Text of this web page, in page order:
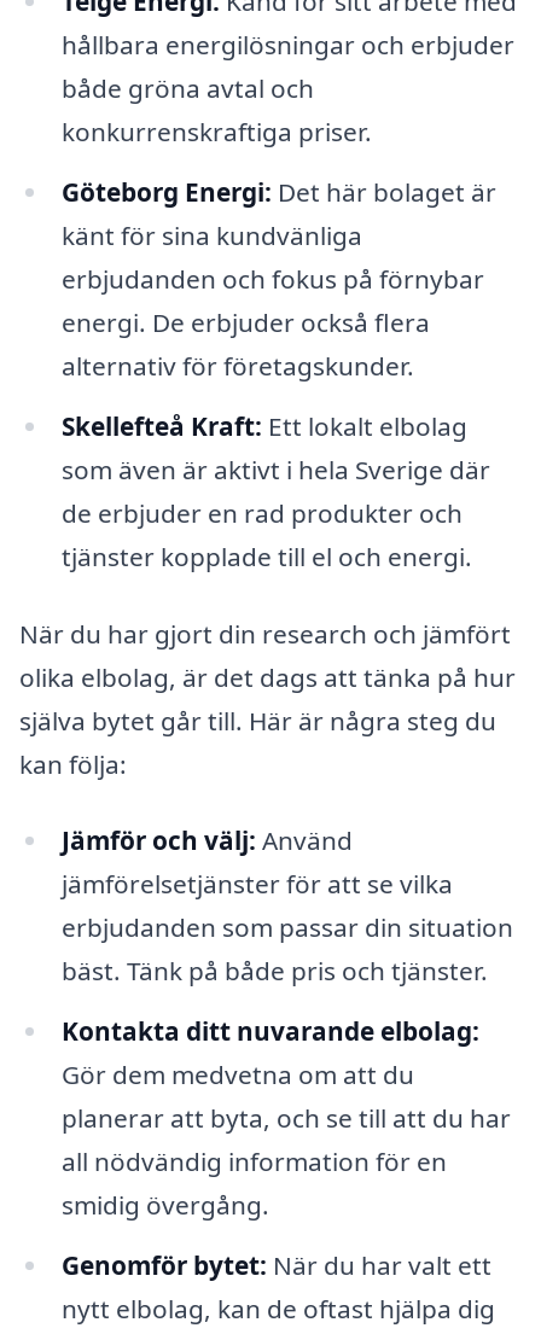
hållbara energilösningar och erbjuder
både gröna avtal och
konkurrenskraftiga priser.
Göteborg Energi: Det här bolaget är
känt för sina kundvänliga
erbjudanden och fokus på förnybar
energi. De erbjuder också flera
alternativ för företagskunder.
Skellefteå Kraft: Ett lokalt elbolag
som även är aktivt i hela Sverige där
de erbjuder en rad produkter och
tjänster kopplade till el och energi.
När du har gjort din research och jämfört
olika elbolag, är det dags att tänka på hur
själva bytet går till. Här är några steg du
kan följa:
Jämför och välj: Använd
jämförelsetjänster för att se vilka
erbjudanden som passar din situation
bäst. Tänk på både pris och tjänster.
Kontakta ditt nuvarande elbolag:
Gör dem medvetna om att du
planerar att byta, och se till att du har
all nödvändig information för en
smidig övergång.
Genomför bytet: När du har valt ett
nytt elbolag, kan de oftast hjälpa dig